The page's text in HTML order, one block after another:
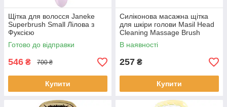
Щітка для волосся Janeke
Superbrush Small Лілова з
Фуксією
Готово до відправки
546 ₴ 700 ₴
Купити
Силіконова масажна щітка
для шкіри голови Masil Head
Cleaning Massage Brush
В наявності
257 ₴
Купити